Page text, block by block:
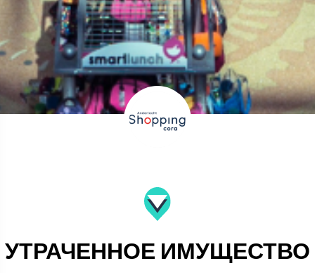
УТРАЧЕННОЕ ИМУЩЕСТВО